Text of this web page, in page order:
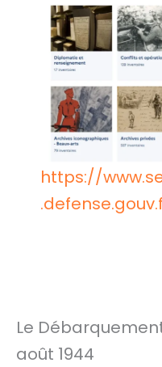
https://
Le
août 1944